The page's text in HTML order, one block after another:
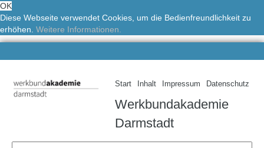
OK
Diese Webseite verwendet Cookies, um die Bedienfreundlichkeit zu
erhöhen. Weitere Informationen.
Start Inhalt Impressum Datenschutz
Werkbundakademie
Darmstadt